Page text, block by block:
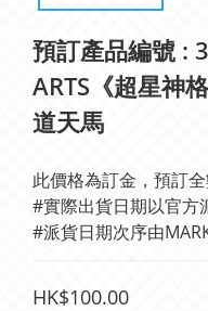
預訂產品編號 :
ARTS《超星神
道天馬
此價格為訂金，預訂
#實際出貨日期以官方
#派貨日期次序由
HK$100.00